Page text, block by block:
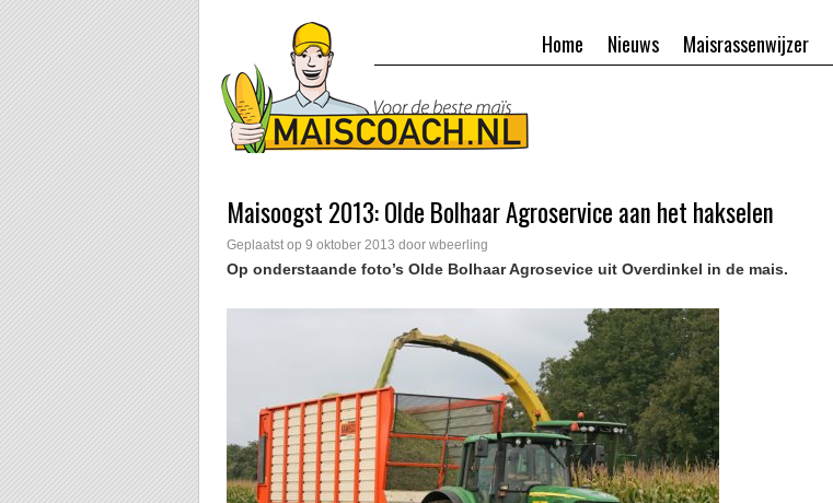
Maisrassenwijzer
Nieuws
Home
Maisoogst 2013: Olde Bolhaar Agroservice aan het hakselen
Geplaatst op 9 oktober 2013 door wbeerling
Op onderstaande foto’s Olde Bolhaar Agrosevice uit Overdinkel in de mais.